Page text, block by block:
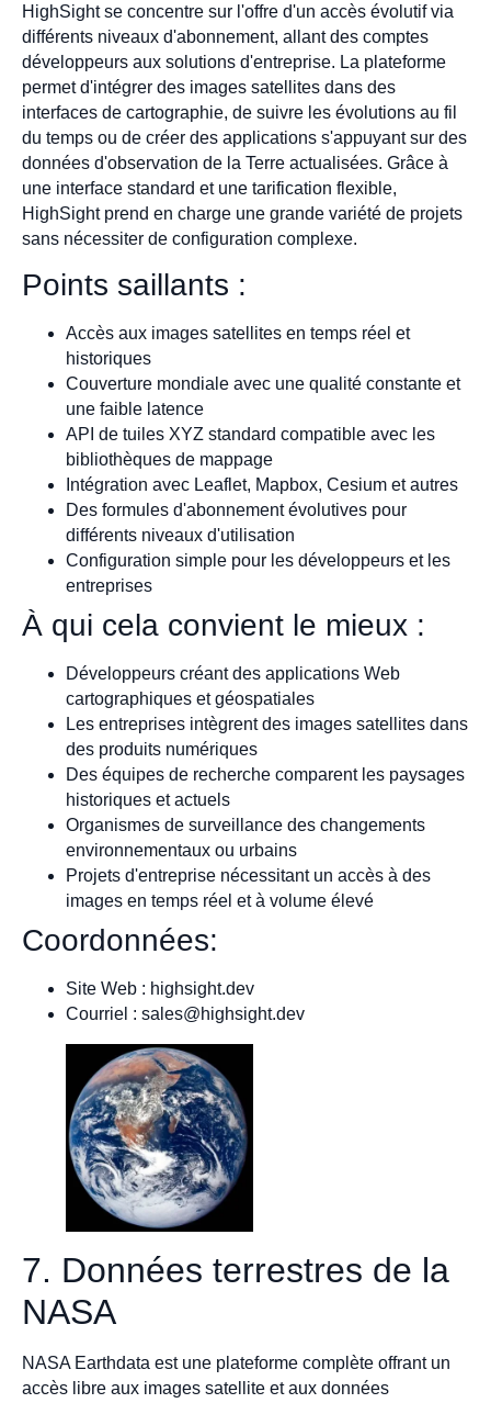
HighSight se concentre sur l'offre d'un accès évolutif via
différents niveaux d'abonnement, allant des comptes
développeurs aux solutions d'entreprise. La plateforme
permet d'intégrer des images satellites dans des
interfaces de cartographie, de suivre les évolutions au fil
du temps ou de créer des applications s'appuyant sur des
données d'observation de la Terre actualisées. Grâce à
une interface standard et une tarification flexible,
HighSight prend en charge une grande variété de projets
sans nécessiter de configuration complexe.
Points saillants :
Accès aux images satellites en temps réel et
historiques
Couverture mondiale avec une qualité constante et
une faible latence
API de tuiles XYZ standard compatible avec les
bibliothèques de mappage
Intégration avec Leaflet, Mapbox, Cesium et autres
Des formules d'abonnement évolutives pour
différents niveaux d'utilisation
Configuration simple pour les développeurs et les
entreprises
À qui cela convient le mieux :
Développeurs créant des applications Web
cartographiques et géospatiales
Les entreprises intègrent des images satellites dans
des produits numériques
Des équipes de recherche comparent les paysages
historiques et actuels
Organismes de surveillance des changements
environnementaux ou urbains
Projets d'entreprise nécessitant un accès à des
images en temps réel et à volume élevé
Coordonnées:
Site Web : highsight.dev
Courriel : sales@highsight.dev
7. Données terrestres de la
NASA
NASA Earthdata est une plateforme complète offrant un
accès libre aux images satellite et aux données